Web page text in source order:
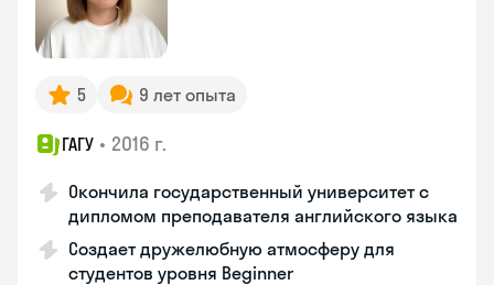
5 9 лет опыта
ГАГУ • 2016 г.
Окончила государственный университет с
дипломом преподавателя английского языка
Создает дружелюбную атмосферу для
студентов уровня Beginner